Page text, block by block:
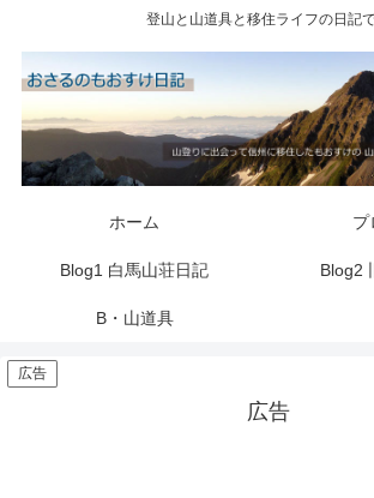
登山と山道具と移住ライフの日記
ホーム プ
Blog1 白馬山荘日記 Blog2
B・山道具
広告
広告